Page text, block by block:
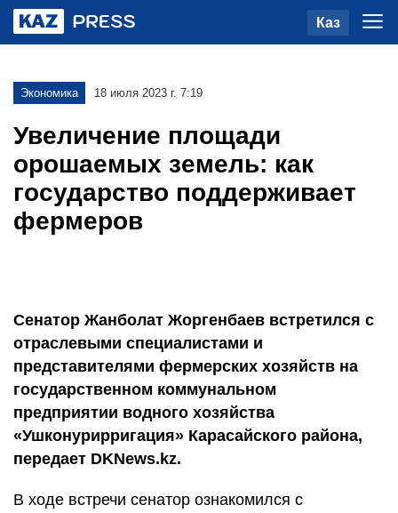
Каз
Экономика 18 июля 2023 г. 7:19
Увеличение площади
орошаемых земель: как
государство поддерживает
фермеров
Сенатор Жанболат Жоргенбаев встретился с
отраслевыми специалистами и
представителями фермерских хозяйств на
государственном коммунальном
предприятии водного хозяйства
«Ушконурирригация» Карасайского района,
передает DKNews.kz.
В ходе встречи сенатор ознакомился с